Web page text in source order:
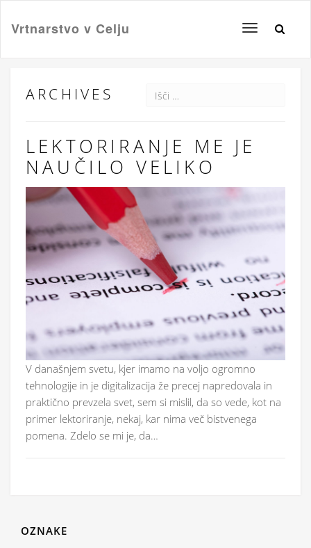
Toggle
Vrtnarstvo v Celju
ARCHIVES
LEKTORIRANJE ME JE
NAUČILO VELIKO
V današnjem svetu, kjer imamo na voljo ogromno
tehnologije in je digitalizacija že precej napredovala in
praktično prevzela svet, sem si mislil, da so vede, kot na
primer lektoriranje, nekaj, kar nima več bistvenega
pomena. Zdelo se mi je, da…
OZNAKE